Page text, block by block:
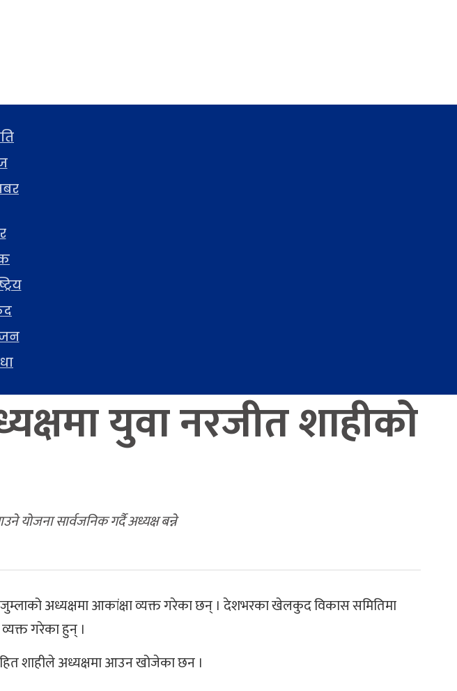
युवा नरजीत शाहीको
योजना सार्वजनिक गर्दै अध्यक्ष बन्ने
अध्यक्षमा आकांक्षा व्यक्त गरेका छन् । देशभरका खेलकुद विकास समितिमा
गरेका हुन् ।
शाहीले अध्यक्षमा आउन खोजेका छन ।